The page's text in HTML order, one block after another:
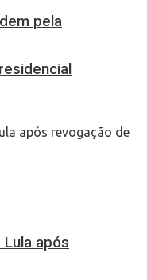
pela
após